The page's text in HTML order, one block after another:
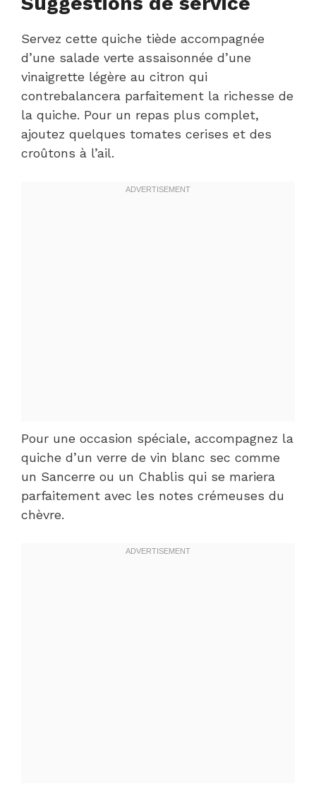
Servez cette quiche tiède accompagnée
d’une salade verte assaisonnée d’une
vinaigrette légère au citron qui
contrebalancera parfaitement la richesse de
la quiche. Pour un repas plus complet,
ajoutez quelques tomates cerises et des
croûtons à l’ail.
Pour une occasion spéciale, accompagnez la
quiche d’un verre de vin blanc sec comme
un Sancerre ou un Chablis qui se mariera
parfaitement avec les notes crémeuses du
chèvre.